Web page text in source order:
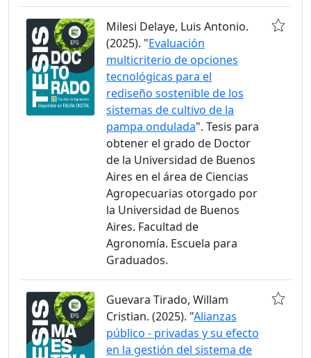
Milesi Delaye, Luis Antonio.
(2025). "Evaluación
multicriterio de opciones
tecnológicas para el
rediseño sostenible de los
sistemas de cultivo de la
pampa ondulada". Tesis para
obtener el grado de Doctor
de la Universidad de Buenos
Aires en el área de Ciencias
Agropecuarias otorgado por
la Universidad de Buenos
Aires. Facultad de
Agronomía. Escuela para
Graduados.
Guevara Tirado, Willam
Cristian. (2025). "Alianzas
público - privadas y su efecto
en la gestión del sistema de